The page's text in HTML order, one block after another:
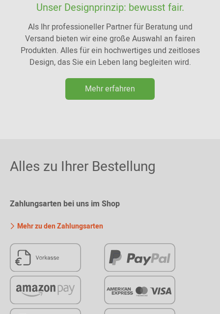
Unser Designprinzip: bewusst fair.
Als Ihr professioneller Partner für Beratung und
Versand bieten wir eine große Auswahl an fairen
Produkten. Alles für ein hochwertiges und zeitloses
Design, das Sie ein Leben lang begleiten wird.
Mehr erfahren
Alles zu Ihrer Bestellung
Zahlungsarten bei uns im Shop
Mehr zu den Zahlungsarten